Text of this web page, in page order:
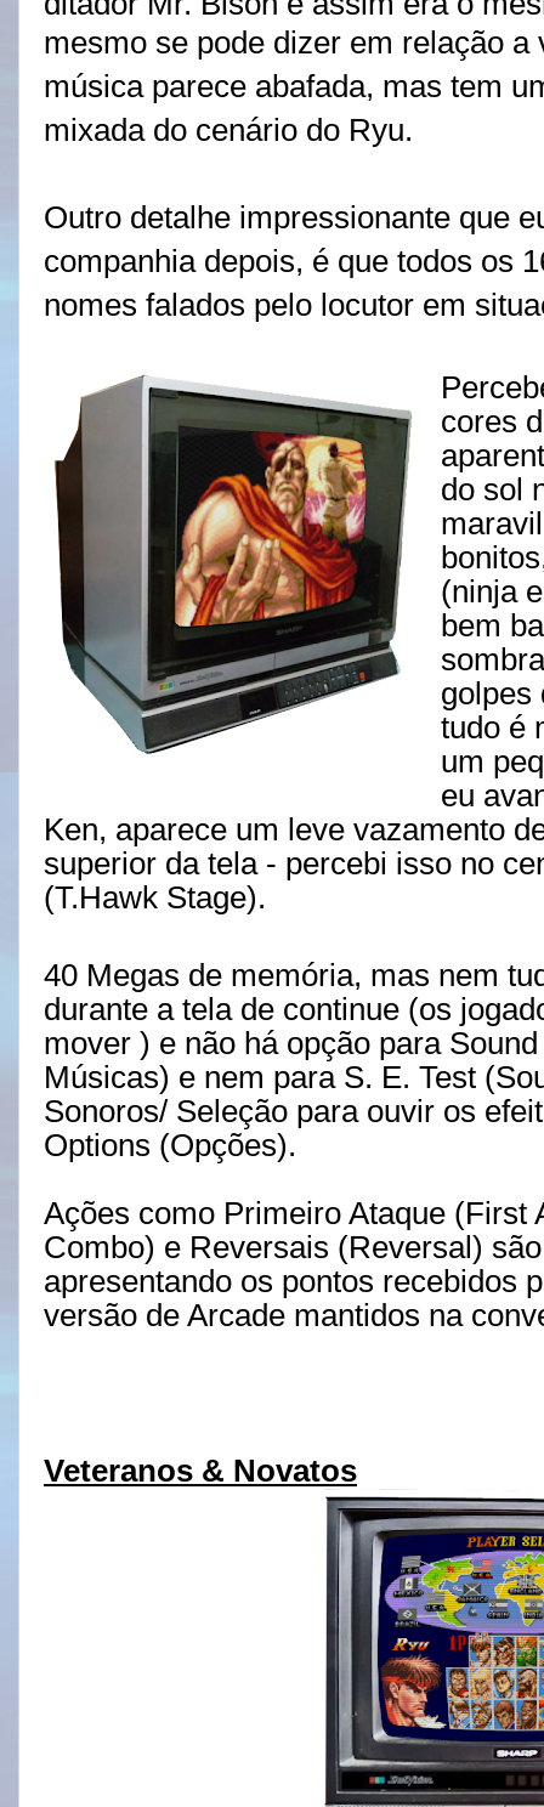
mesmo se pode dizer em relação
música parece abafada, mas tem
mixada do cenário do Ryu.
Outro detalhe impressionante que
companhia depois, é que todos os
nomes falados pelo locutor em
cores
do sol
(ninja
bem
golpes
tudo é
um
eu
Ken, aparece um leve vazamento
superior da tela - percebi isso no
(T.Hawk Stage).
40 Megas de memória, mas nem
durante a tela de continue (os
mover ) e não há opção para
Músicas) e nem para S. E. Test
Sonoros/ Seleção para ouvir os
Options (Opções).
Ações como Primeiro Ataque (First
Combo) e Reversais (Reversal)
apresentando os pontos recebidos
versão de Arcade mantidos na
Veteranos & Novatos